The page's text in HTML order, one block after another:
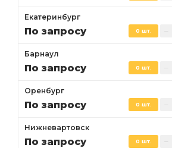
Екатеринбург
По запросу 0 шт.
Барнаул
По запросу 0 шт.
Оренбург
По запросу 0 шт.
Нижневартовск
По запросу 0 шт.